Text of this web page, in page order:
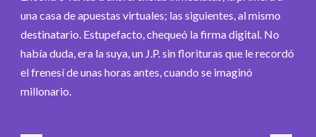
una casa de apuestas virtuales; las siguientes, al mismo
destinatario. Estupefacto, chequeó la firma digital. No
había duda, era la suya, un J.P. sin florituras que le recordó
el frenesí de unas horas antes, cuando se imaginó
millonario.